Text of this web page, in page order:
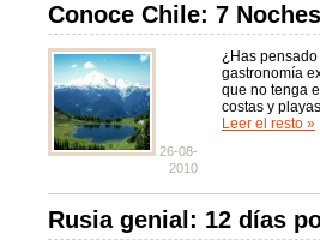
Conoce Chile: 7
26-08-
2010
¿Has
gastronomía
que no tenga
costas y
Leer el resto »
Rusia genial: 12 días